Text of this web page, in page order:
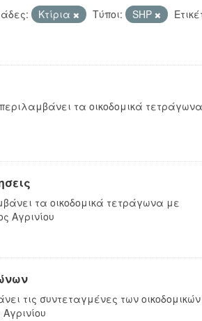
Κτίρια Τύποι: SHP
τα οικοδομικά
τα οικοδομικά τετράγωνα με
Αγρινίου
τις συντεταγμένες των οικοδομικών